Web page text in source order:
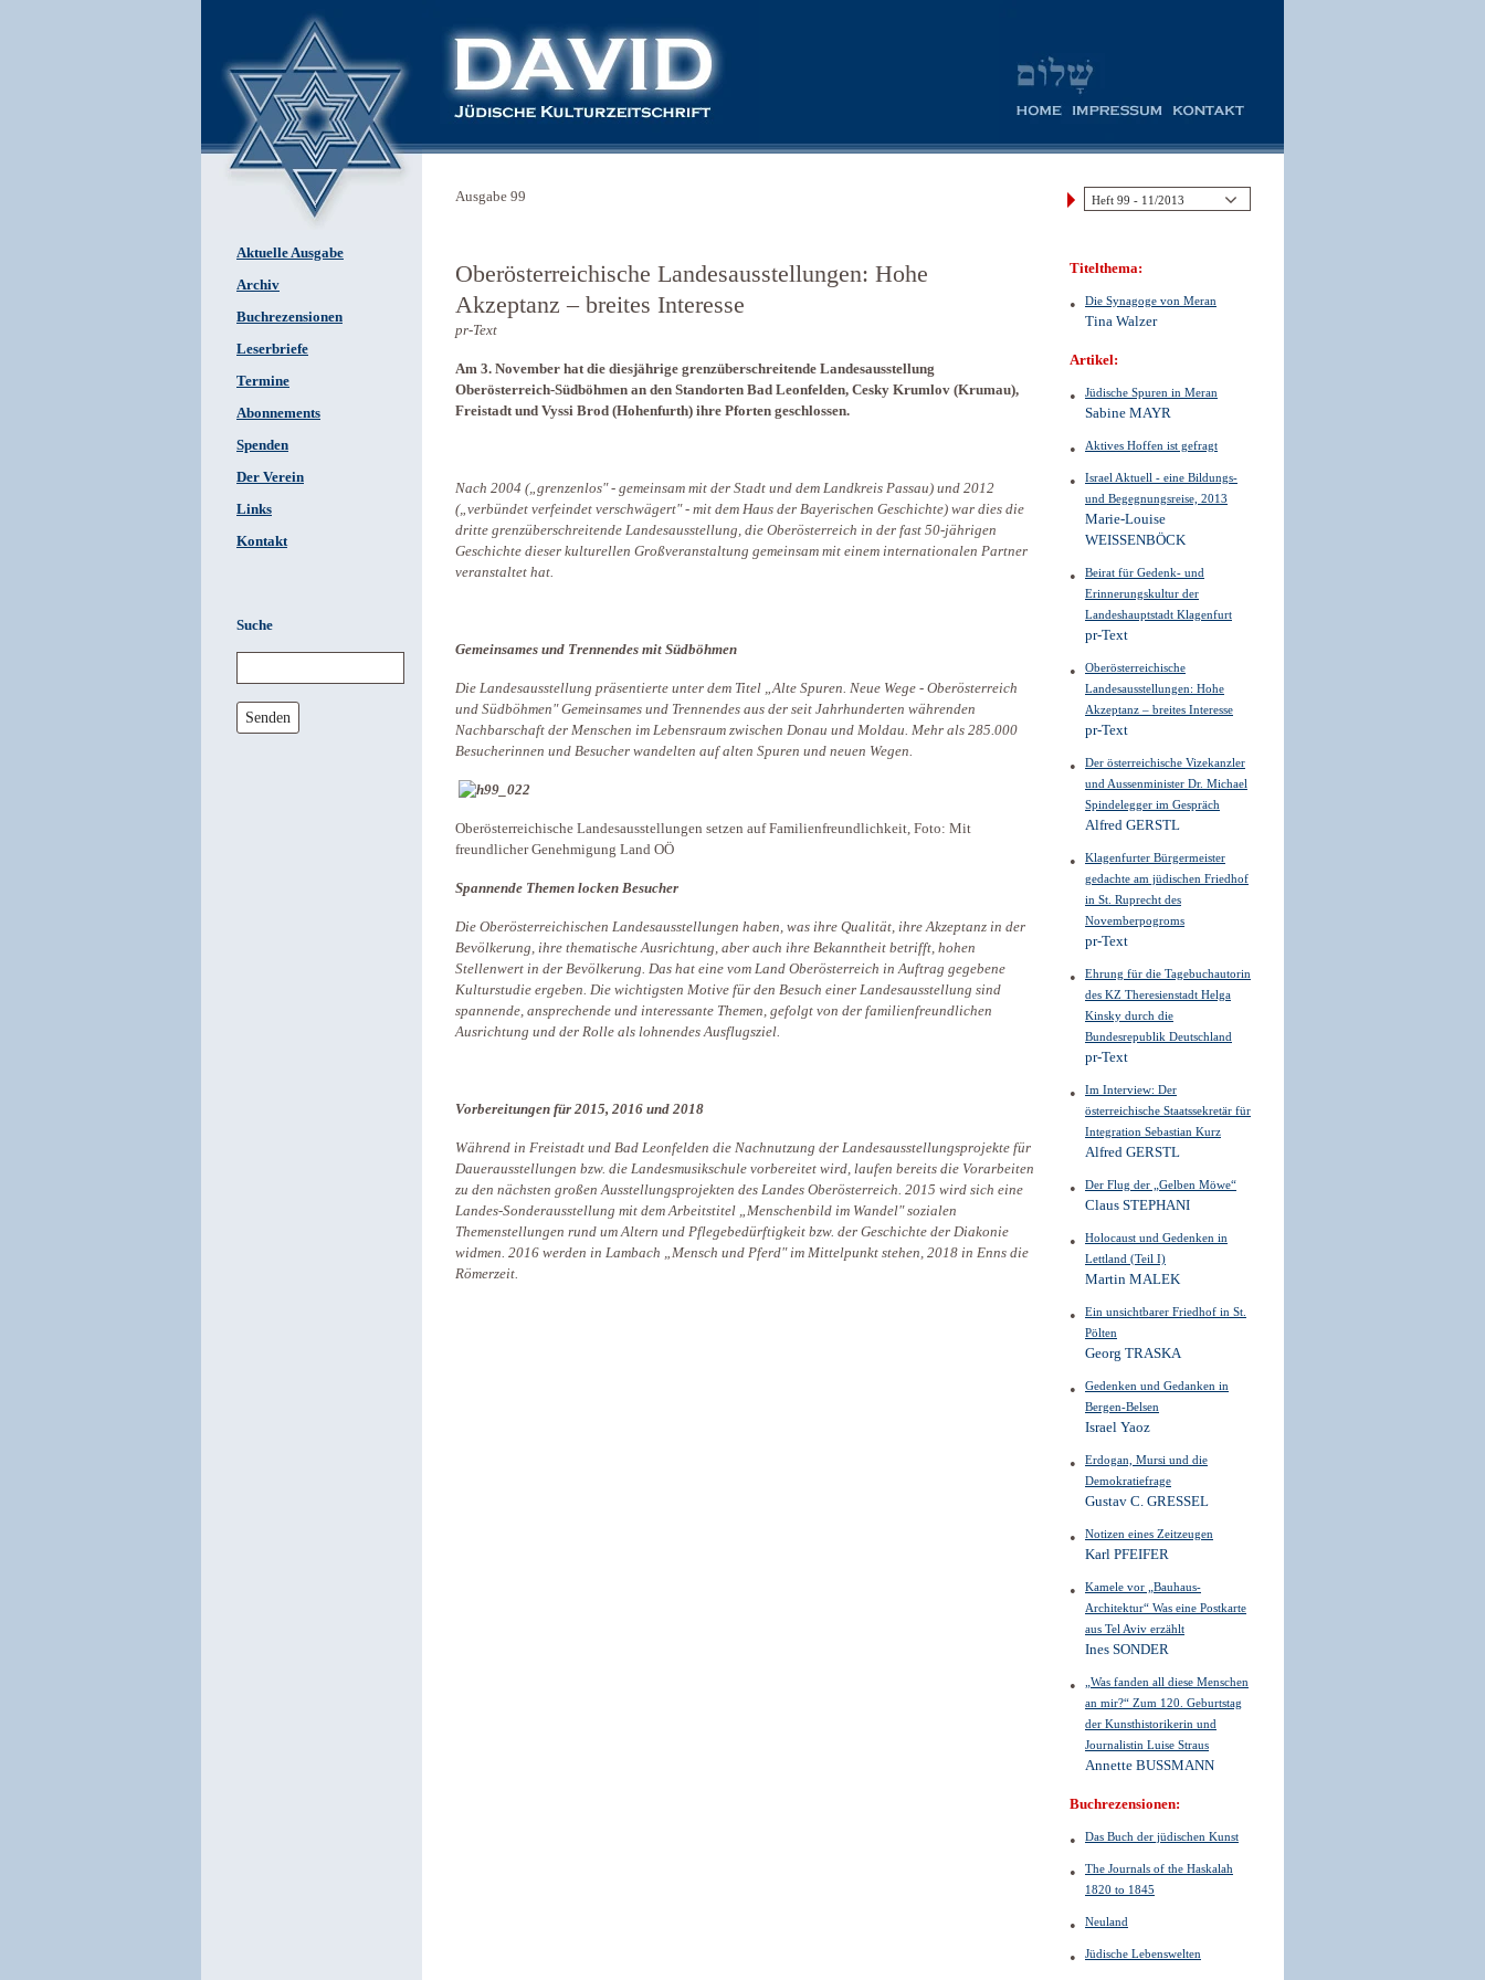
Aktuelle Ausgabe
Archiv
Buchrezensionen
Leserbriefe
Termine
Abonnements
Spenden
Der Verein
Links
Kontakt
Suche
Senden
Ausgabe 99
Oberösterreichische Landesausstellungen: Hohe
Akzeptanz – breites Interesse
pr-Text
Am 3. November hat die diesjährige grenzüberschreitende Landesausstellung
Oberösterreich-Südböhmen an den Standorten Bad Leonfelden, Cesky Krumlov (Krumau),
Freistadt und Vyssi Brod (Hohenfurth) ihre Pforten geschlossen.
Nach 2004 („grenzenlos" - gemeinsam mit der Stadt und dem Landkreis Passau) und 2012
(„verbündet verfeindet verschwägert" - mit dem Haus der Bayerischen Geschichte) war dies die
dritte grenzüberschreitende Landesausstellung, die Oberösterreich in der fast 50-jährigen
Geschichte dieser kulturellen Großveranstaltung gemeinsam mit einem internationalen Partner
veranstaltet hat.
Gemeinsames und Trennendes mit Südböhmen
Die Landesausstellung präsentierte unter dem Titel „Alte Spuren. Neue Wege - Oberösterreich
und Südböhmen" Gemeinsames und Trennendes aus der seit Jahrhunderten währenden
Nachbarschaft der Menschen im Lebensraum zwischen Donau und Moldau. Mehr als 285.000
Besucherinnen und Besucher wandelten auf alten Spuren und neuen Wegen.
Oberösterreichische Landesausstellungen setzen auf Familienfreundlichkeit, Foto: Mit
freundlicher Genehmigung Land OÖ
Spannende Themen locken Besucher
Die Oberösterreichischen Landesausstellungen haben, was ihre Qualität, ihre Akzeptanz in der
Bevölkerung, ihre thematische Ausrichtung, aber auch ihre Bekanntheit betrifft, hohen
Stellenwert in der Bevölkerung. Das hat eine vom Land Oberösterreich in Auftrag gegebene
Kulturstudie ergeben. Die wichtigsten Motive für den Besuch einer Landesausstellung sind
spannende, ansprechende und interessante Themen, gefolgt von der familienfreundlichen
Ausrichtung und der Rolle als lohnendes Ausflugsziel.
Vorbereitungen für 2015, 2016 und 2018
Während in Freistadt und Bad Leonfelden die Nachnutzung der Landesausstellungsprojekte für
Dauerausstellungen bzw. die Landesmusikschule vorbereitet wird, laufen bereits die Vorarbeiten
zu den nächsten großen Ausstellungsprojekten des Landes Oberösterreich. 2015 wird sich eine
Landes-Sonderausstellung mit dem Arbeitstitel „Menschenbild im Wandel" sozialen
Themenstellungen rund um Altern und Pflegebedürftigkeit bzw. der Geschichte der Diakonie
widmen. 2016 werden in Lambach „Mensch und Pferd" im Mittelpunkt stehen, 2018 in Enns die
Römerzeit.
Titelthema:
Die Synagoge von Meran
Tina Walzer
Artikel:
Jüdische Spuren in Meran
Sabine MAYR
Aktives Hoffen ist gefragt
Israel Aktuell - eine Bildungs-
und Begegnungsreise, 2013
Marie-Louise
WEISSENBÖCK
Beirat für Gedenk- und
Erinnerungskultur der
Landeshauptstadt Klagenfurt
pr-Text
Oberösterreichische
Landesausstellungen: Hohe
Akzeptanz – breites Interesse
pr-Text
Der österreichische Vizekanzler
und Aussenminister Dr. Michael
Spindelegger im Gespräch
Alfred GERSTL
Klagenfurter Bürgermeister
gedachte am jüdischen Friedhof
in St. Ruprecht des
Novemberpogroms
pr-Text
Ehrung für die Tagebuchautorin
des KZ Theresienstadt Helga
Kinsky durch die
Bundesrepublik Deutschland
pr-Text
Im Interview: Der
österreichische Staatssekretär für
Integration Sebastian Kurz
Alfred GERSTL
Der Flug der „Gelben Möwe“
Claus STEPHANI
Holocaust und Gedenken in
Lettland (Teil I)
Martin MALEK
Ein unsichtbarer Friedhof in St.
Pölten
Georg TRASKA
Gedenken und Gedanken in
Bergen-Belsen
Israel Yaoz
Erdogan, Mursi und die
Demokratiefrage
Gustav C. GRESSEL
Notizen eines Zeitzeugen
Karl PFEIFER
Kamele vor „Bauhaus-
Architektur“ Was eine Postkarte
aus Tel Aviv erzählt
Ines SONDER
„Was fanden all diese Menschen
an mir?“ Zum 120. Geburtstag
der Kunsthistorikerin und
Journalistin Luise Straus
Annette BUSSMANN
Buchrezensionen:
Das Buch der jüdischen Kunst
The Journals of the Haskalah
1820 to 1845
Neuland
Jüdische Lebenswelten